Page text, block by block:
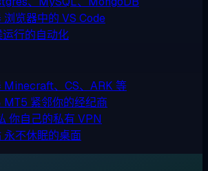
浏览器中的 VS Code
行的自动化
Minecraft、CS、ARK 等
MT5 紧邻你的经纪商
你自己的私有 VPN
永不休眠的桌面